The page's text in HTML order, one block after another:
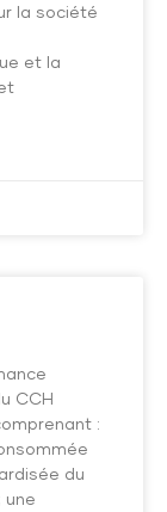
la société
et la
CCH
:
du